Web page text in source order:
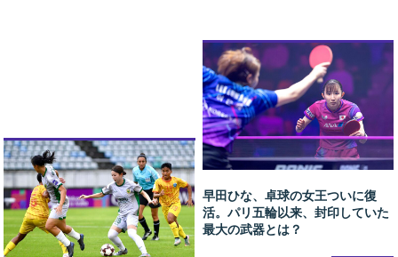
早田ひな、卓球の女王ついに復
活。パリ五輪以来、封印していた
最大の武器とは？